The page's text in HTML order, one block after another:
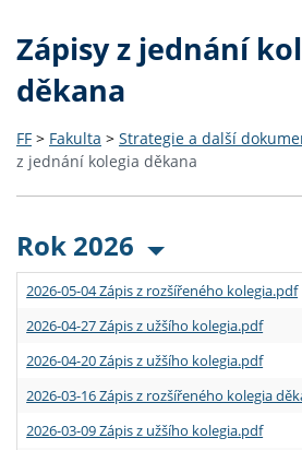
Zápisy z jednání
děkana
FF > Fakulta > Strategie a další
z jednání kolegia děkana
Rok 2026
2026-05-04 Zápis z rozšířeného kolegia.pdf
2026-04-27 Zápis z užšího kolegia.pdf
2026-04-20 Zápis z užšího kolegia.pdf
2026-03-16 Zápis z rozšířeného kolegia
2026-03-09 Zápis z užšího kolegia.pdf